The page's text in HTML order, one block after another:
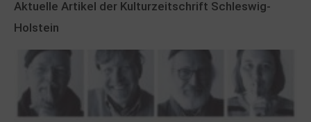
Aktuelle Artikel der Kulturzeitschrift Schleswig-
Holstein